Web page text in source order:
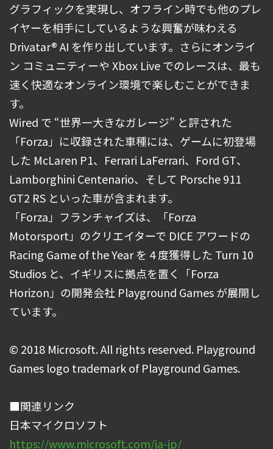
グラフィックを実現し、オフライン時でも他のプレ
イヤーを相手にしているような興奮が味わえる
Drivatar® AI を作り出しています。さらにオンライ
ン コミュニティーや Xbox Live でのレースは、最も
速く快適なオンライン環境で楽しむことができま
す。
Wired で “世界一大きなガレージ” と評された
「Forza」に収録された車種には、ゲームに初登場
した McLaren P1、Ferrari LaFerrari、Ford GT、
Lamborghini Centenario、そして Porsche 911
GT2 RS といった車が含まれます。
「Forza」フランチャイズは、「Forza
Motorsport」のクリエイターで DICE アワードの
Racing Game of the Year を 4 度獲得した Turn 10
Studios と、イギリスに拠点を置く「Forza
Horizon」の開発会社 Playground Games が展開し
ています。
© 2018 Microsoft. All rights reserved. Playground
Games logo trademark of Playground Games.
■関連リンク
日本マイクロソフト
https://www.microsoft.com/ja-jp/